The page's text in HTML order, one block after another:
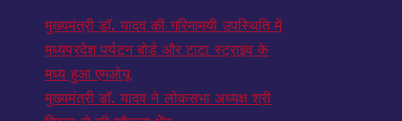
मुख्यमंत्री डॉ. यादव की गरिमामयी उपस्थिति में
मध्यप्रदेश पर्यटन बोर्ड और टाटा स्ट्राइव के
मध्य हुआ एमओयू
मुख्यमंत्री डॉ. यादव ने लोकसभा अध्यक्ष श्री